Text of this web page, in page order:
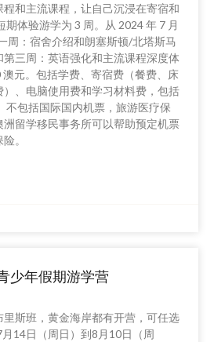
和主流课程，让自己沉浸在寄宿和
体验游学为 3 周。从 2024 年 7 月
周：宿舍介绍和朗塞斯顿/北塔斯马
第三周：英语强化和主流课程深度体
元。包括学费、寄宿费（餐费、床
、电脑使用费和学习材料费，包括
不包括国际国内机票，旅游医疗保
留学移民事务所可以帮助预定机票
。
少年假期游学营
斯班，黄金海岸都有开营，可任选
14日（周日）到8月10日（周